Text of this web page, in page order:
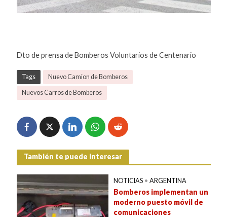
Dto de prensa de Bomberos Voluntarios de Centenario
Tags Nuevo Camion de Bomberos
Nuevos Carros de Bomberos
También te puede interesar
NOTICIAS • ARGENTINA
Bomberos implementan un
moderno puesto móvil de
comunicaciones